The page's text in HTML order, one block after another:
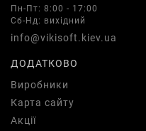
Пн-Пт: 8:00 - 17:00
Сб-Нд: вихідний
info@vikisoft.kiev.ua
ДОДАТКОВО
Виробники
Карта сайту
Акції